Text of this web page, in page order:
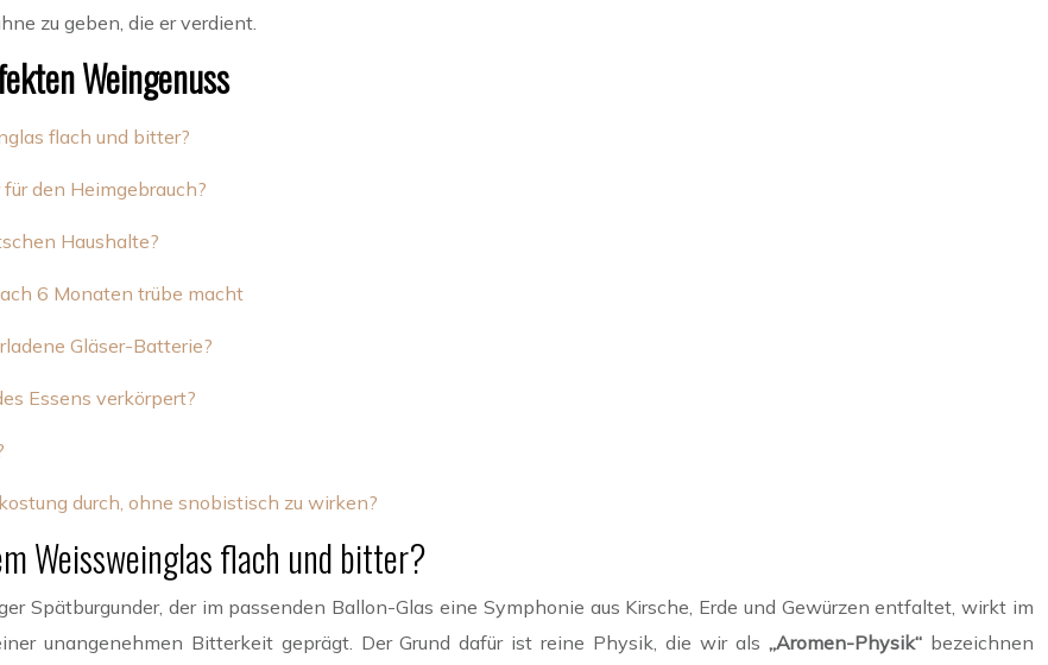
zu geben, die er verdient.
Weingenuss
flach und bitter?
den Heimgebrauch?
Haushalte?
6 Monaten trübe macht
Gläser-Batterie?
Essens verkörpert?
durch, ohne snobistisch zu wirken?
Weissweinglas flach und bitter?
Spätburgunder, der im passenden Ballon-Glas eine Symphonie aus Kirsche, Erde und Gewürzen entfaltet, wirkt im
unangenehmen Bitterkeit geprägt. Der Grund dafür ist reine Physik, die wir als„Aromen-Physik“ bezeichnen